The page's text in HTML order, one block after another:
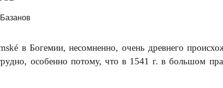
в Богемии, несомненно, очень древнего
особенно потому, что в 1541 г. в большом